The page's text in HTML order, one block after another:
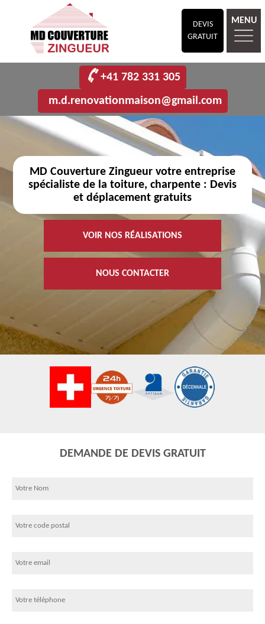
DEVIS
GRATUIT
MENU
+41 782 331 305
m.d.renovationmaison@gmail.com
MD Couverture Zingueur votre entreprise
spécialiste de la toiture, charpente : Devis
et déplacement gratuits
VOIR NOS RÉALISATIONS
NOUS CONTACTER
DEMANDE DE DEVIS GRATUIT